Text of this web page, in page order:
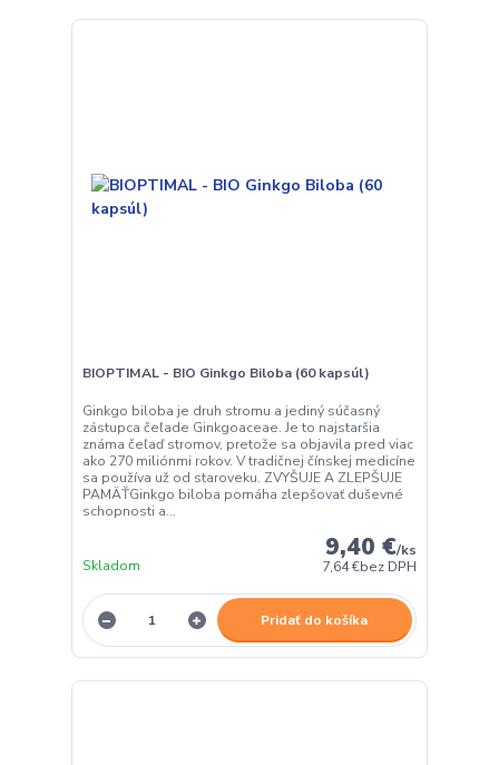
BIOPTIMAL - BIO Ginkgo Biloba (60 kapsúl)
Ginkgo biloba je druh stromu a jediný súčasný
zástupca čeľade Ginkgoaceae. Je to najstaršia
známa čeľaď stromov, pretože sa objavila pred viac
ako 270 miliónmi rokov. V tradičnej čínskej medicíne
sa používa už od staroveku. ZVYŠUJE A ZLEPŠUJE
PAMÄŤGinkgo biloba pomáha zlepšovať duševné
schopnosti a...
9,40 €/ks
7,64 €bez DPH
Skladom
Pridať do košíka